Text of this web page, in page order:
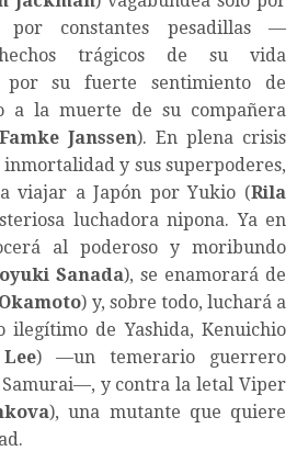
por constantes pesadillas —
trágicos de su vida
su fuerte sentimiento de
a la muerte de su compañera
Famke Janssen). En plena crisis
y sus superpoderes,
viajar a Japón por Yukio (Rila
luchadora nipona. Ya en
al poderoso y moribundo
Sanada), se enamorará de
) y, sobre todo, luchará a
de Yashida, Kenuichio
) —un temerario guerrero
Samurai—, y contra la letal Viper
), una mutante que quiere